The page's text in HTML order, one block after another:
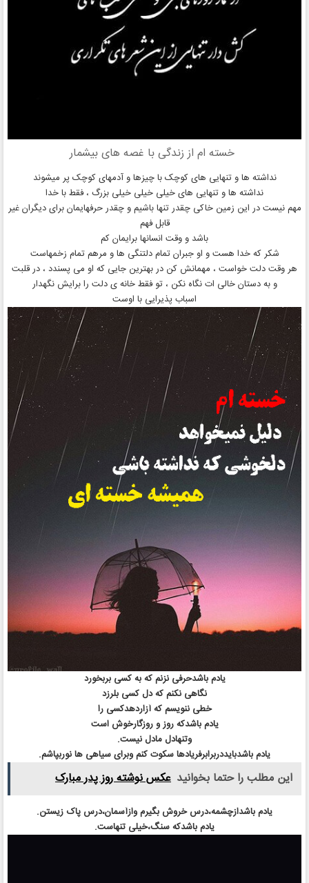
خسته ام از زندگی با غصه های بیشمار
نداشته ها و تنهایی های کوچک با چیزها و آدمهای کوچک پر میشوند
نداشته ها و تنهایی های خیلی خیلی خیلی بزرگ ، فقط با خدا
مهم نیست در این زمین خاکی چقدر تنها باشیم و چقدر حرفهایمان برای دیگران غیر
قابل فهم
باشد و وقت انسانها برایمان کم
شکر که خدا هست و او جبران تمام دلتنگی ها و مرهم تمام زخمهاست
هر وقت دلت خواست ، مهمانش کن در بهترین جایی که او می پسندد ، در قلبت
و به دستان خالی ات نگاه نکن ، تو فقط خانه ی دلت را برایش نگهدار
اسباب پذیرایی با اوست
یادم باشدحرفی نزنم که به کسی بربخورد
نگاهی نکنم که دل کسی بلرزد
خطی ننویسم که آزاردهدکسی را
یادم باشدکه روز و روزگارخوش است
وتنهادل مادل نیست.
یادم باشدبایددربرابرفریادها سکوت کنم وبرای سیاهی ها نوربپاشم.
این مطلب را حتما بخوانید عکس نوشته روز پدر مبارک
یادم باشدازچشمه،درس خروش بگیرم وازآسمان،درس پاک زیستن.
یادم باشدکه سنگ،خیلی تنهاست.